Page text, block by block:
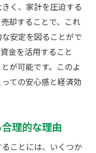
く、家計を圧迫する
却することで、これ
安定を図ることがで
金を活用すること
が可能です。このよ
ての安心感と経済効
理的な理由
ことには、いくつか